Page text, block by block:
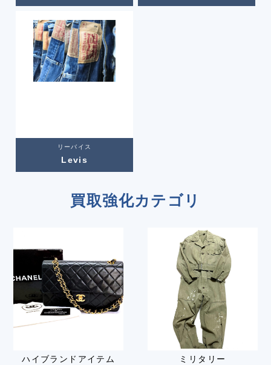
リーバイス
Levis
買取強化カテゴリ
ハイブランドアイテム ミリタリー